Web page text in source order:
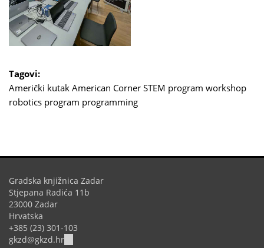
Tagovi:
Američki kutak American Corner STEM program workshop
robotics program programming
Gradska knjižnica Zadar
Stjepana Radića 11b
23000 Zadar
Hrvatska
+385 (23) 301-103
gkzd@gkzd.hr